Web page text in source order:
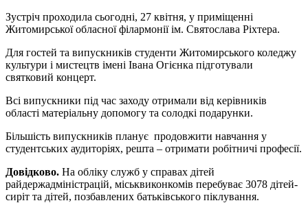
Зустріч проходила сьогодні, 27 квітня, у приміщенні
Житомирської обласної філармонії ім. Святослава Ріхтера.
Для гостей та випускників студенти Житомирського коледжу
культури і мистецтв імені Івана Огієнка підготували
святковий концерт.
Всі випускники під час заходу отримали від керівників
області матеріальну допомогу та солодкі подарунки.
Більшість випускників планує продовжити навчання у
студентських аудиторіях, решта – отримати робітничі професії.
Довідково. На обліку служб у справах дітей
райдержадміністрацій, міськвиконкомів перебуває 3078 дітей-
сиріт та дітей, позбавлених батьківського піклування.